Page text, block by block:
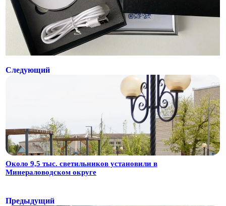
Следующий
Около 9,5 тыс. светильников установили в
Минераловодском округе
Предыдущий